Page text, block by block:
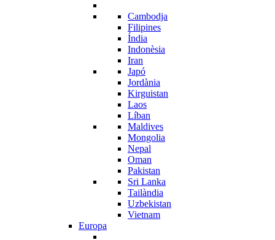
Cambodja
Filipines
Índia
Indonèsia
Iran
Japó
Jordània
Kirguistan
Laos
Líban
Maldives
Mongolia
Nepal
Oman
Pakistan
Sri Lanka
Tailàndia
Uzbekistan
Vietnam
Europa